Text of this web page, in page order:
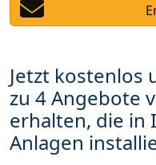
Jetzt kostenlos
zu 4 Angebote
erhalten, die in
Anlagen